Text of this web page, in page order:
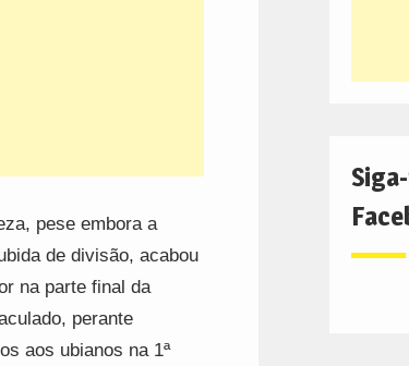
pese embora a
de divisão, acabou
na parte final da
perante
aos ubianos na 1ª